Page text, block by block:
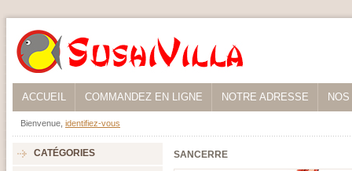
ACCUEIL COMMANDEZ EN LIGNE NOTRE ADRESSE
Bienvenue, identifiez-vous
CATÉGORIES SANCERRE